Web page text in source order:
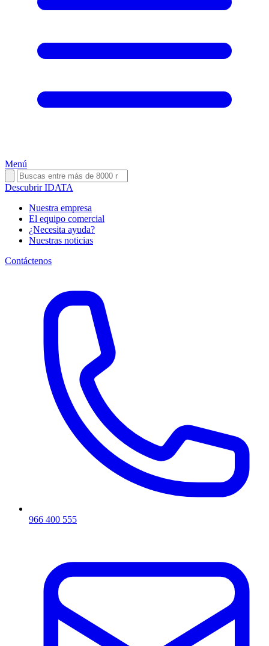
Menú
Descubrir IDATA
Nuestra empresa
El equipo comercial
¿Necesita ayuda?
Nuestras noticias
Contáctenos
966 400 555